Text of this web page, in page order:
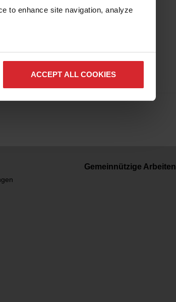
to enhance site navigation, analyze
ACCEPT ALL COOKIES
Gemeinnützige Arbeiten